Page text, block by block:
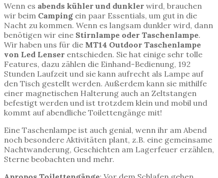
Wenn es abends kühler und dunkler wird, brauchen
wir beim Camping ein paar Essentials, um gut in die
Nacht zu kommen. Wenn es langsam dunkler wird, dann
benötigen wir eine Stirnlampe oder Taschenlampe.
Wir haben uns für die MT14 Outdoor Taschenlampe
von Led Lenser entschieden. Sie hat einige sehr tolle
Features, dazu zählen die Einhand-Bedienung, 192
Stunden Laufzeit und sie kann aufrecht als Lampe auf
den Tisch gestellt werden. Außerdem kann sie mithilfe
einer magnetischen Halterung auch an Zeltstangen
befestigt werden und ist trotzdem klein und mobil und
kommt auf abendliche Toilettengänge mit!
Eine Taschenlampe ist auch genial, wenn ihr am Abend
noch besondere Aktivitäten plant, z.B. eine gemeinsame
Nachtwanderung, Geschichten am Lagerfeuer erzählen,
Sterne beobachten und mehr.